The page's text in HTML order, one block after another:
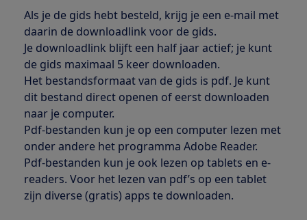
Als je de gids hebt besteld, krijg je een e-mail met
daarin de downloadlink voor de gids.
Je downloadlink blijft een half jaar actief; je kunt
de gids maximaal 5 keer downloaden.
Het bestandsformaat van de gids is pdf. Je kunt
dit bestand direct openen of eerst downloaden
naar je computer.
Pdf-bestanden kun je op een computer lezen met
onder andere het programma Adobe Reader.
Pdf-bestanden kun je ook lezen op tablets en e-
readers. Voor het lezen van pdf’s op een tablet
zijn diverse (gratis) apps te downloaden.